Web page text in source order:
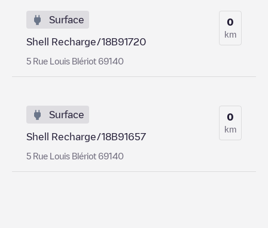
Surface
Shell Recharge/18B91720
5 Rue Louis Blériot 69140
0
km
Surface
Shell Recharge/18B91657
5 Rue Louis Blériot 69140
0
km